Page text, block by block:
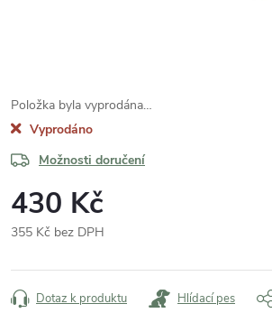
Položka byla vyprodána…
Vyprodáno
Možnosti doručení
430 Kč
355 Kč bez DPH
cena:
Dotaz k produktu Hlídací pes